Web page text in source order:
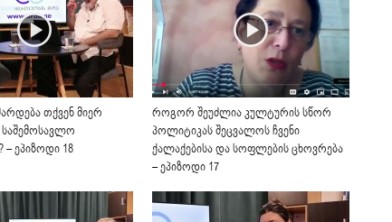
თქვენ მიერ
– ეპიზოდი 18
როგორ შეუძლია კულტურის სწორ
პოლიტიკას შეცვალოს ჩვენი
ქალაქებისა და სოფლების ცხოვრება
– ეპიზოდი 17